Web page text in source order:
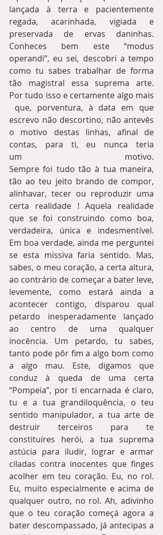
lançada à terra e pacientemente
regada, acarinhada, vigiada e
preservada de ervas daninhas.
Conheces bem este “modus
operandi”, eu sei, descobri a tempo
como tu sabes trabalhar de forma
tão magistral essa suprema arte.
Por tudo isso e certamente algo mais
que, porventura, à data em que
escrevo não descortino, não antevês
o motivo destas linhas, afinal de
contas, para ti, eu nunca teria
um motivo.
Sempre foi tudo tão à tua maneira,
tão ao teu jeito brando de compor,
alinhavar, tecer ou reproduzir uma
certa realidade ! Aquela realidade
que se foi construindo como boa,
verdadeira, única e indesmentível.
Em boa verdade, ainda me perguntei
se esta missiva faria sentido. Mas,
sabes, o meu coração, a certa altura,
ao contrário de começar a bater leve,
levemente, como estará ainda a
acontecer contigo, disparou qual
petardo inesperadamente lançado
ao centro de uma qualquer
inocência. Um petardo, tu sabes,
tanto pode pôr fim a algo bom como
a algo mau. Este, digamos que
conduz à queda de uma certa
“Pompeia”, por ti encarnada é claro,
tu e a tua grandiloquência, o teu
sentido manipulador, a tua arte de
destruir terceiros para te
constituíres herói, a tua suprema
astúcia para iludir, lograr e armar
ciladas contra inocentes que finges
acolher em teu coração. Eu, no rol.
Eu, muito especialmente e acima de
qualquer outro, no rol. Ah, adivinho
que o teu coração começá agora a
bater descompassado, já antecipas a